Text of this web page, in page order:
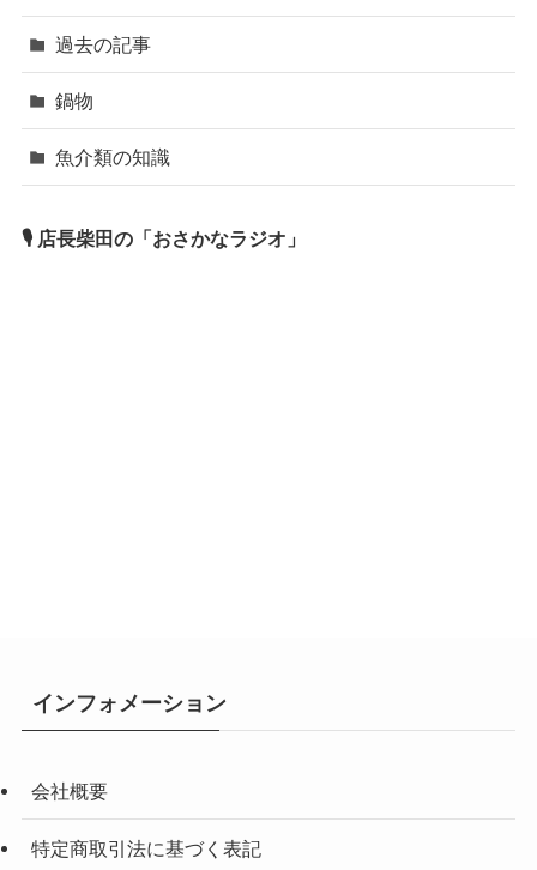
過去の記事
鍋物
魚介類の知識
🎙 店長柴田の「おさかなラジオ」
インフォメーション
会社概要
特定商取引法に基づく表記